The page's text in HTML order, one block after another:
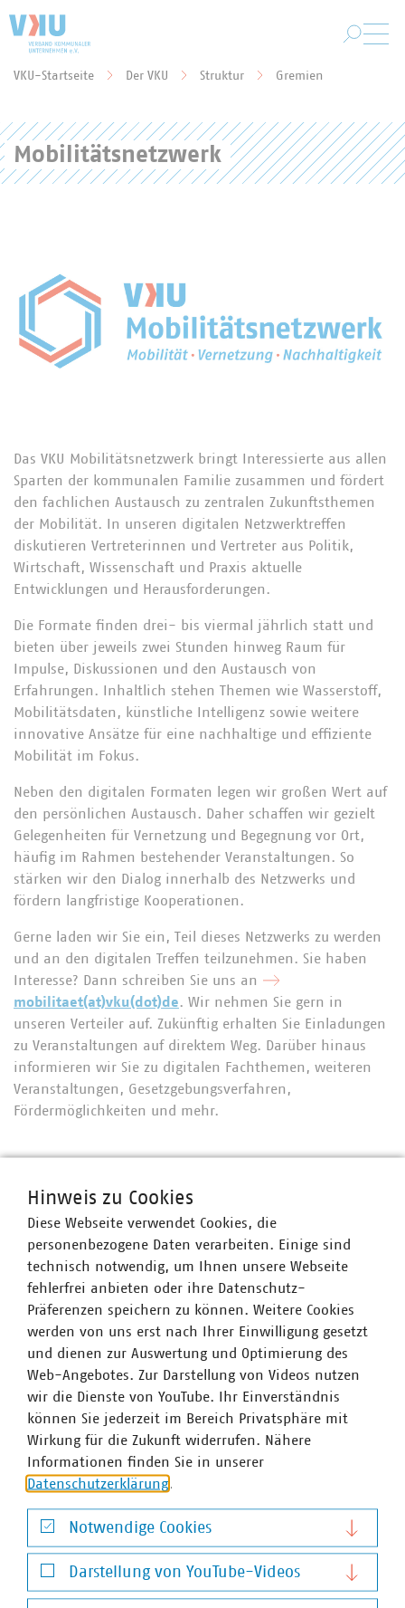
VKU-Startseite Der VKU Struktur Gremien
Mobilitätsnetzwerk
Das VKU Mobilitätsnetzwerk bringt Interessierte aus allen
Sparten der kommunalen Familie zusammen und fördert
den fachlichen Austausch zu zentralen Zukunftsthemen
der Mobilität. In unseren digitalen Netzwerktreffen
diskutieren Vertreterinnen und Vertreter aus Politik,
Wirtschaft, Wissenschaft und Praxis aktuelle
Entwicklungen und Herausforderungen.
Die Formate finden drei- bis viermal jährlich statt und
bieten über jeweils zwei Stunden hinweg Raum für
Impulse, Diskussionen und den Austausch von
Erfahrungen. Inhaltlich stehen Themen wie Wasserstoff,
Mobilitätsdaten, künstliche Intelligenz sowie weitere
innovative Ansätze für eine nachhaltige und effiziente
Mobilität im Fokus.
Neben den digitalen Formaten legen wir großen Wert auf
den persönlichen Austausch. Daher schaffen wir gezielt
Gelegenheiten für Vernetzung und Begegnung vor Ort,
häufig im Rahmen bestehender Veranstaltungen. So
stärken wir den Dialog innerhalb des Netzwerks und
fördern langfristige Kooperationen.
Gerne laden wir Sie ein, Teil dieses Netzwerks zu werden
und an den digitalen Treffen teilzunehmen. Sie haben
Interesse? Dann schreiben Sie uns an
mobilitaet(at)vku(dot)de. Wir nehmen Sie gern in
unseren Verteiler auf. Zukünftig erhalten Sie Einladungen
zu Veranstaltungen auf direktem Weg. Darüber hinaus
informieren wir Sie zu digitalen Fachthemen, weiteren
Veranstaltungen, Gesetzgebungsverfahren,
Fördermöglichkeiten und mehr.
Ansprechpartner
Hinweis zu Cookies
Diese Webseite verwendet Cookies, die
personenbezogene Daten verarbeiten. Einige sind
technisch notwendig, um Ihnen unsere Webseite
fehlerfrei anbieten oder ihre Datenschutz-
Präferenzen speichern zu können. Weitere Cookies
werden von uns erst nach Ihrer Einwilligung gesetzt
und dienen zur Auswertung und Optimierung des
Web-Angebotes. Zur Darstellung von Videos nutzen
wir die Dienste von YouTube. Ihr Einverständnis
können Sie jederzeit im Bereich Privatsphäre mit
Wirkung für die Zukunft widerrufen. Nähere
Informationen finden Sie in unserer
Datenschutzerklärung
Notwendige Cookies
Notwendige Cookies
Darstellung von YouTube-Videos
Darstellung von YouTube-Videos